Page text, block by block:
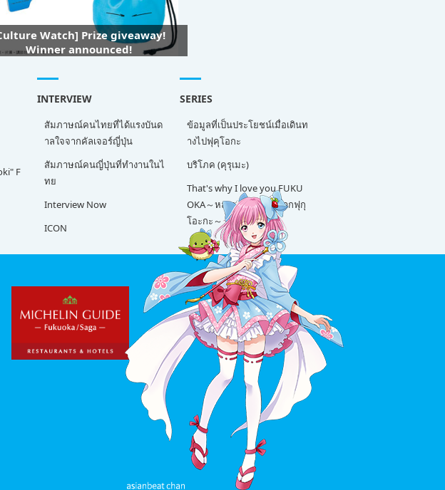
Watch] Prize giveaway!
Winner announced!
F
INTERVIEW
สัมภาษณ์คนไทยที่ได้แรงบันด
าลใจจากคัลเจอร์ญี่ปุ่น
สัมภาษณ์คนญี่ปุ่นที่ทำงานในไ
ทย
Interview Now
ICON
SERIES
ข้อมูลที่เป็นประโยชน์เมื่อเดินท
างไปฟุคุโอกะ
บริโภค (คุรุเมะ)
That's why I love you FUKU
OKA～หลายเรื่องน่ารักจากฟุกุ
โอะกะ～